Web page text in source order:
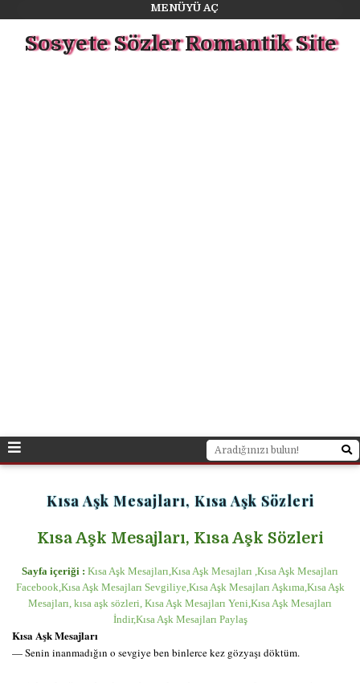
MENÜYÜ AÇ
Sosyete Sözler Romantik Site
Kısa Aşk Mesajları, Kısa Aşk Sözleri
Kısa Aşk Mesajları, Kısa Aşk Sözleri
Sayfa içeriği : Kısa Aşk Mesajları,Kısa Aşk Mesajları ,Kısa Aşk Mesajları
Facebook,Kısa Aşk Mesajları Sevgiliye,Kısa Aşk Mesajları Aşkıma,Kısa Aşk
Mesajları, kısa aşk sözleri, Kısa Aşk Mesajları Yeni,Kısa Aşk Mesajları
İndir,Kısa Aşk Mesajları Paylaş
Kısa Aşk Mesajları
— Senin inanmadığın o sevgiye ben binlerce kez gözyaşı döktüm.